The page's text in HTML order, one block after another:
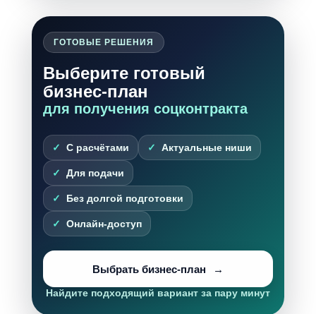
ГОТОВЫЕ РЕШЕНИЯ
Выберите готовый
бизнес-план
для получения соцконтракта
С расчётами Актуальные ниши
Для подачи
Без долгой подготовки
Онлайн-доступ
Выбрать бизнес-план
Найдите подходящий вариант за пару минут